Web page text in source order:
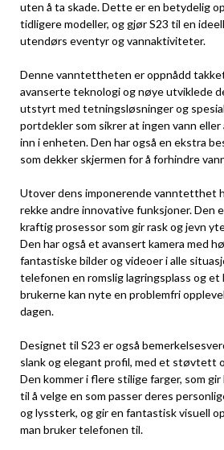
uten å ta skade. Dette er en betydelig
tidligere modeller, og gjør S23 til en
utendørs eventyr og vannaktiviteter.
Denne vanntettheten er oppnådd
avanserte teknologi og nøye utviklede
utstyrt med tetningsløsninger og
portdekler som sikrer at ingen vann
inn i enheten. Den har også en ekstra
som dekker skjermen for å forhindre
Utover dens imponerende vanntetthet
rekke andre innovative funksjoner. Den
kraftig prosessor som gir rask og jevn
Den har også et avansert kamera med
fantastiske bilder og videoer i alle
telefonen en romslig lagringsplass og et
brukerne kan nyte en problemfri
dagen.
Designet til S23 er også
slank og elegant profil, med et støvtett
Den kommer i flere stilige farger, som
til å velge en som passer deres
og lyssterk, og gir en fantastisk visuell
man bruker telefonen til.